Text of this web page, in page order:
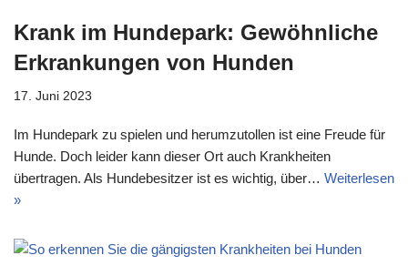
Krank im Hundepark: Gewöhnliche
Erkrankungen von Hunden
17. Juni 2023
Im Hundepark zu spielen und herumzutollen ist eine Freude für
Hunde. Doch leider kann dieser Ort auch Krankheiten
übertragen. Als Hundebesitzer ist es wichtig, über… Weiterlesen
»